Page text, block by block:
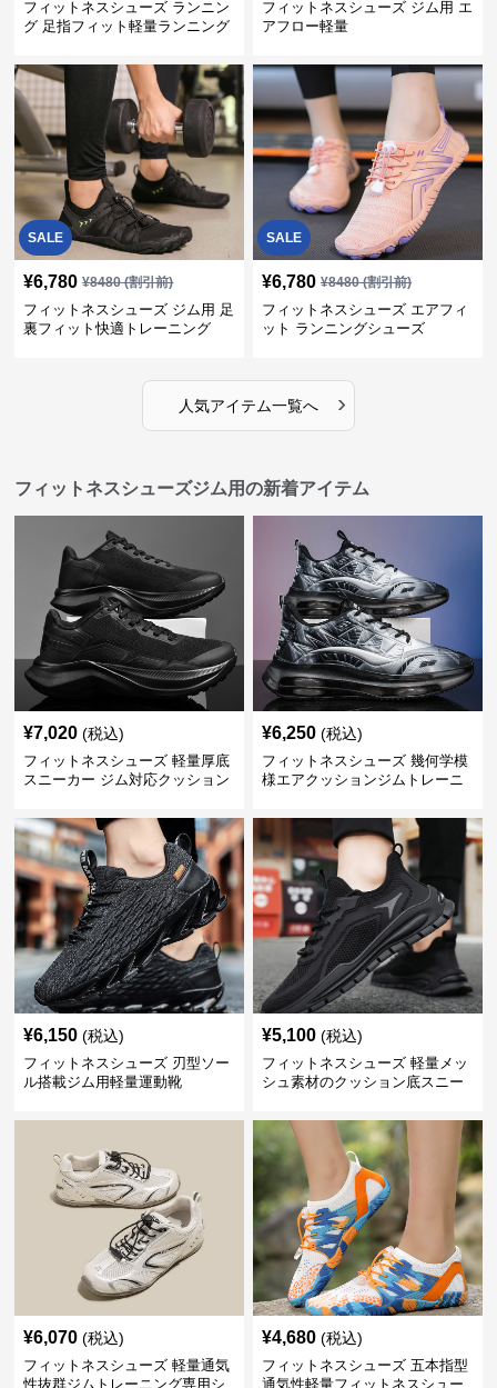
フィットネスシューズ ランニン
グ 足指フィット軽量ランニング
フィットネスシューズ ジム用 エ
アフロー軽量
SALE
¥6,780 ¥8480(割引前)
フィットネスシューズ ジム用 足
裏フィット快適トレーニング
SALE
¥6,780 ¥8480(割引前)
フィットネスシューズ エアフィ
ット ランニングシューズ
人気アイテム一覧へ ›
フィットネスシューズジム用の新着アイテム
¥7,020 (税込)
フィットネスシューズ 軽量厚底
スニーカー ジム対応クッション
¥6,250 (税込)
フィットネスシューズ 幾何学模
様エアクッションジムトレーニ
¥6,150 (税込)
フィットネスシューズ 刃型ソー
ル搭載ジム用軽量運動靴
¥5,100 (税込)
フィットネスシューズ 軽量メッ
シュ素材のクッション底スニー
¥6,070 (税込)
フィットネスシューズ 軽量通気
性抜群ジムトレーニング専用シ
¥4,680 (税込)
フィットネスシューズ 五本指型
通気性軽量フィットネスシュー